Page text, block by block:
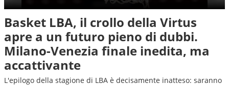
Basket LBA, il crollo della Virtus
apre a un futuro pieno di dubbi.
Milano-Venezia finale inedita, ma
accattivante
L'epilogo della stagione di LBA è decisamente inatteso: saranno